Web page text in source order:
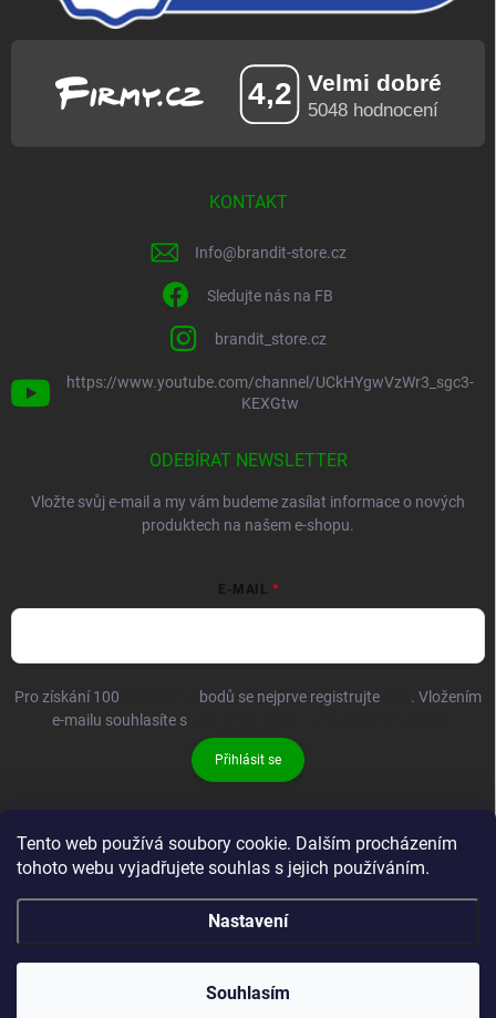
Tento web používá soubory cookie. Dalším procházením
tohoto webu vyjadřujete souhlas s jejich používáním.
Nastavení
Souhlasím
KONTAKT
Info@brandit-store.cz
Sledujte nás na FB
brandit_store.cz
https://www.youtube.com/channel/UCkHYgwVzWr3_sgc3-
KEXGtw
ODEBÍRAT NEWSLETTER
Vložte svůj e-mail a my vám budeme zasílat informace o nových
produktech na našem e-shopu.
E-MAIL
Pro získání 100 bodů se nejprve registrujte
. Vložením
e-mailu souhlasíte s
Přihlásit se
Brandit-store.cz . Všechna práva vyhrazena.